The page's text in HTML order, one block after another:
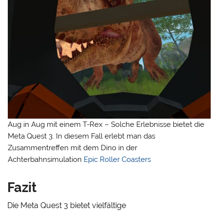
Aug in Aug mit einem T-Rex – Solche Erlebnisse bietet die
Meta Quest 3. In diesem Fall erlebt man das
Zusammentreffen mit dem Dino in der
Achterbahnsimulation Epic Roller Coasters
Fazit
Die Meta Quest 3 bietet vielfältige